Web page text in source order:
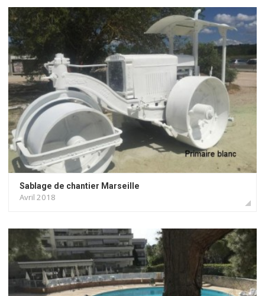
Métal
Pierre
Bois
Sablage de chantier Marseille
Avril 2018